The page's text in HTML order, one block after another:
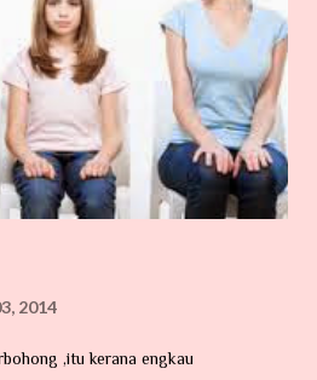
Si kecil ni memang pakar mencari
ni. Tempat yang paling syok sekali
tubuh contohnya belakang telinga,
2014
,itu kerana engkau